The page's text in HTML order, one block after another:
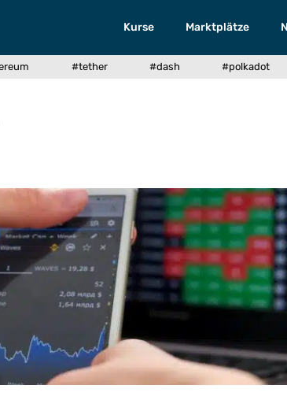
Kurse Marktplätze
#tether #dash #polkadot